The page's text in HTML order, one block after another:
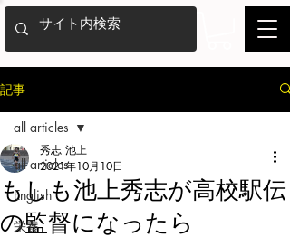
記事
all articles
English
栄養
all articles
もしも池上秀志が高校駅伝
の監督になったら
秀志 池上
2021年10月10日